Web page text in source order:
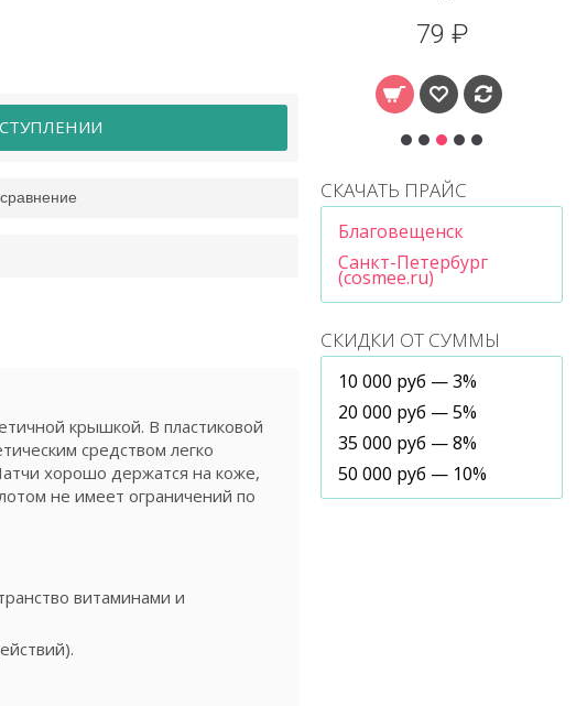
СКАЧАТЬ ПРАЙС
Благовещенск
Санкт-Петербург
(cosmee.ru)
СКИДКИ ОТ СУММЫ
10 000 руб — 3%
20 000 руб — 5%
35 000 руб — 8%
50 000 руб — 10%
крышкой. В пластиковой
средством легко
хорошо держатся на коже,
не имеет ограничений по
витаминами и